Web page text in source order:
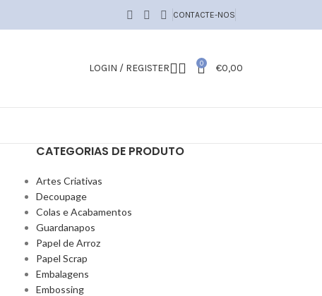
CONTACTE-NOS
LOGIN / REGISTER 0 €0,00
CATEGORIAS DE PRODUTO
Artes Criativas
Decoupage
Colas e Acabamentos
Guardanapos
Papel de Arroz
Papel Scrap
Embalagens
Embossing